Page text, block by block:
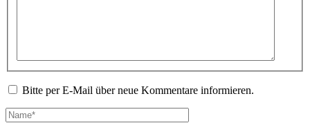
Bitte per E-Mail über neue Kommentare informieren.
Name*